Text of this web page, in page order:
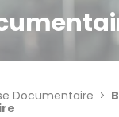
Documentaire